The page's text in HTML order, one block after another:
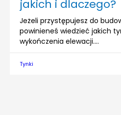
jakich i dlaczego?
Jeżeli przystępujesz do
powinieneś wiedzieć jakich
wykończenia elewacji....
Tynki